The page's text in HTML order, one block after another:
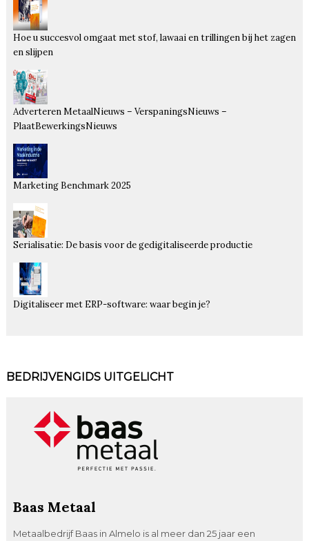
Hoe u succesvol omgaat met stof, lawaai en trillingen bij het zagen
en slijpen
Adverteren MetaalNieuws – VerspaningsNieuws –
PlaatBewerkingsNieuws
Marketing Benchmark 2025
Serialisatie: De basis voor de gedigitaliseerde productie
Digitaliseer met ERP-software: waar begin je?
BEDRIJVENGIDS UITGELICHT
Baas Metaal
Metaalbedrijf Baas in Almelo is al meer dan 25 jaar een